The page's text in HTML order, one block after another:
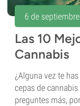
6 de
Las 10
Cannabis
¿Alguna vez te
cepas de
preguntes más,